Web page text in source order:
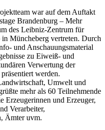
war auf dem Auftakt
Brandenburg – Mehr
des Leibniz-Zentrum für
Müncheberg vertreten. Durch
und Anschauungsmaterial
zu Eiweiß- und
Verwertung der
werden.
Umwelt und
mehr als 60 Teilnehmende
Erzeugerinnen und Erzeuger,
Verarbeiter,
Ämter uvm.